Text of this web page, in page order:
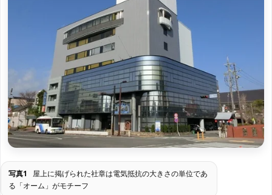
写真1
屋上に掲げられた社章は電気抵抗の大きさの単位であ
る「オーム」がモチーフ